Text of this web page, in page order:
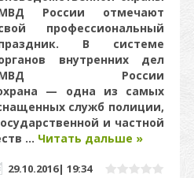
России отмечают
профессиональный
В системе
внутренних дел
России
— одна из самых
служб полиции,
и частной
... Читать дальше »
29.10.2016| 19:34